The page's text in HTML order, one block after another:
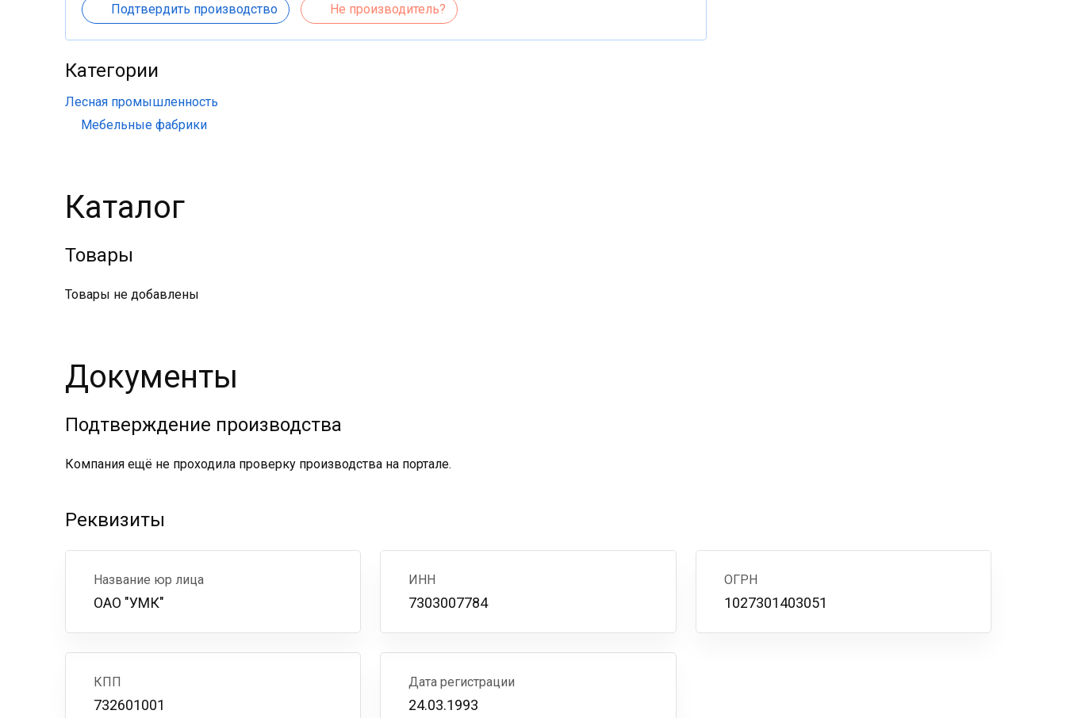
Подтвердить производство Не производитель?
Категории
Лесная промышленность
Мебельные фабрики
Каталог
Товары
Товары не добавлены
Документы
Подтверждение производства
Компания ещё не проходила проверку производства на портале.
Реквизиты
Название юр лица
ОАО "УМК"
ИНН
7303007784
ОГРН
1027301403051
КПП
732601001
Дата регистрации
24.03.1993